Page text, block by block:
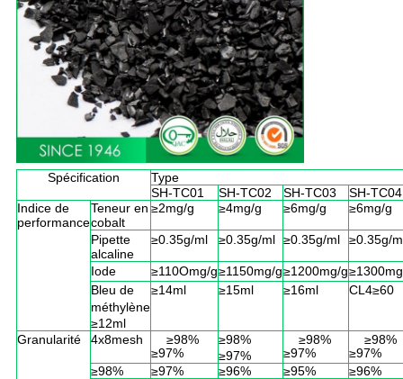
Spécification
Type
SH-TC01
SH-TC02 SH-TC03
SH-TC04
Indice de
performance
Teneur en
cobalt
≥2mg/g ≥4mg/g ≥6mg/g ≥6mg/g
Pipette
alcaline
≥0.35g/ml ≥0.35g/ml ≥0.35g/ml ≥0.35g/
Iode ≥110Omg/g≥1150mg/g≥1200mg/g
Bleu de
méthylène
≥12ml
≥14ml ≥15ml ≥16ml CL4≥60
Granularité 4x8mesh
≥98%
≥97%
≥98%
≥97%
≥98%
≥97%
≥98%
≥97%
≥98%
≥97% ≥96% ≥95%
≥96%